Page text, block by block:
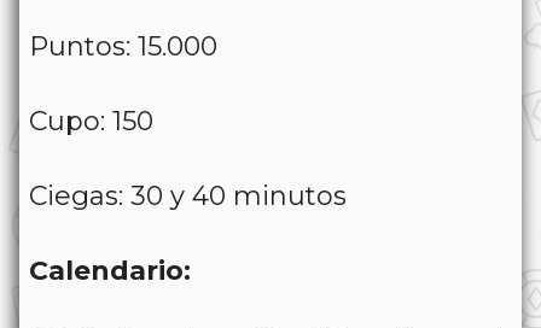
Puntos: 15.000
Cupo: 150
Ciegas: 30 y 40 minutos
Calendario: